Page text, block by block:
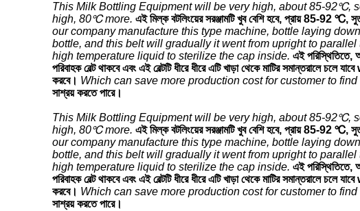
This Milk Bottling Equipment will be very high, about 85-92℃,
high, 80℃ more. এই মিল্ক বটলিংয়ের সরঞ্জামটি খুব বেশি হবে, প্রায় 85-92 ℃,
our company manufacture this type machine, bottle laying
bottle, and this belt will gradually it went from upright to
high temperature liquid to sterilize the cap inside. এই পরিস্থিতিতে,
পরিবাহক বেল্ট থাকবে এবং এই বেল্টটি ধীরে ধীরে এটি খাড়া থেকে মাটির সমান্তরালে
করবে। Which can save more production cost for customer to
সাশ্রয় করতে পারে।
This Milk Bottling Equipment will be very high, about 85-92℃,
high, 80℃ more. এই মিল্ক বটলিংয়ের সরঞ্জামটি খুব বেশি হবে, প্রায় 85-92 ℃,
our company manufacture this type machine, bottle laying
bottle, and this belt will gradually it went from upright to
high temperature liquid to sterilize the cap inside. এই পরিস্থিতিতে,
পরিবাহক বেল্ট থাকবে এবং এই বেল্টটি ধীরে ধীরে এটি খাড়া থেকে মাটির সমান্তরালে
করবে। Which can save more production cost for customer to
সাশ্রয় করতে পারে।